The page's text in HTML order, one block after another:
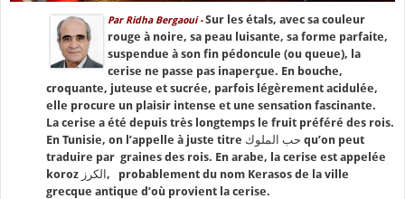
Par Ridha Bergaoui - Sur les étals, avec sa couleur
rouge à noire, sa peau luisante, sa forme parfaite,
suspendue à son fin pédoncule (ou queue), la
cerise ne passe pas inaperçue. En bouche,
croquante, juteuse et sucrée, parfois légèrement acidulée,
elle procure un plaisir intense et une sensation fascinante.
La cerise a été depuis très longtemps le fruit préféré des rois.
En Tunisie, on l’appelle à juste titre حب الملوك qu’on peut
traduire par graines des rois. En arabe, la cerise est appelée
koroz الكرز, probablement du nom Kerasos de la ville
grecque antique d’où provient la cerise.